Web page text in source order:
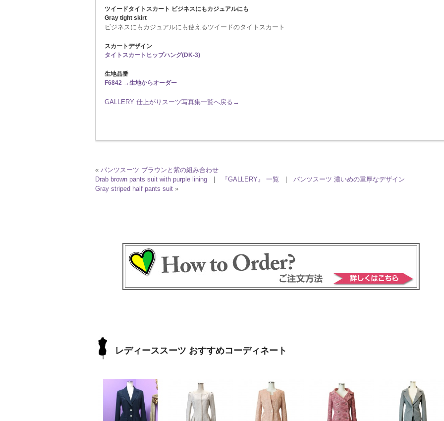
ツイードタイトスカート ビジネスにもカジュアルにも
Gray tight skirt
ビジネスにもカジュアルにも使えるツイードのタイトスカート
スカートデザイン
タイトスカートヒップハング(DK-3)
生地品番
F6842 →生地からオーダー
GALLERY 仕上がりスーツ写真集一覧へ戻る→
« パンツスーツ ブラウンと紫の組み合わせ
Drab brown pants suit with purple lining
『GALLERY』 一覧
パンツスーツ 濃いめの重厚なデザイン
Gray striped half pants suit »
レディーススーツ おすすめコーディネート